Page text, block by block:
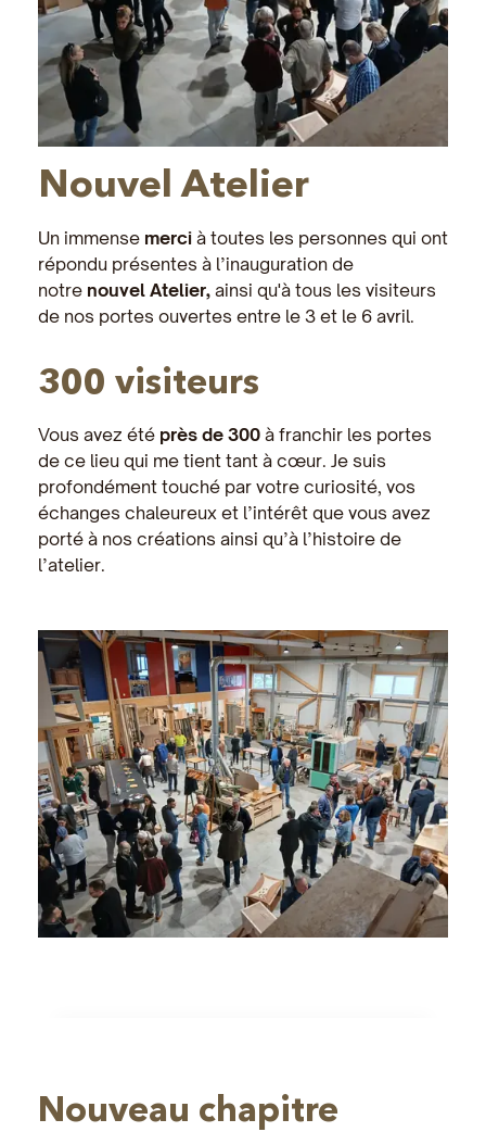
Nouvel Atelier
Un immense merci à toutes les personnes qui ont
répondu présentes à l’inauguration de
notre nouvel Atelier, ainsi qu'à tous les visiteurs
de nos portes ouvertes entre le 3 et le 6 avril.
300 visiteurs
Vous avez été près de 300 à franchir les portes
de ce lieu qui me tient tant à cœur. Je suis
profondément touché par votre curiosité, vos
échanges chaleureux et l’intérêt que vous avez
porté à nos créations ainsi qu’à l’histoire de
l’atelier.
Nouveau chapitre